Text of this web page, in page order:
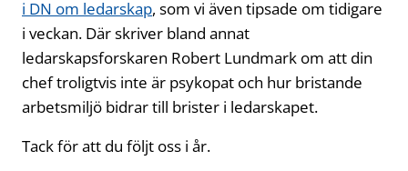
i DN om ledarskap, som vi även tipsade om tidigare
i veckan. Där skriver bland annat
ledarskapsforskaren Robert Lundmark om att din
chef troligtvis inte är psykopat och hur bristande
arbetsmiljö bidrar till brister i ledarskapet.
Tack för att du följt oss i år.